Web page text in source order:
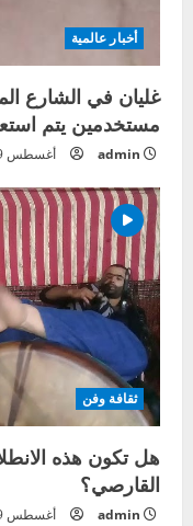
أخبار عالمية
غليان في الشارع
مستخدمين يتم
admin أغسطس 9, 2026
ثقافة وفن
هل تكون هذه
القارصي؟
admin أغسطس 9, 2026